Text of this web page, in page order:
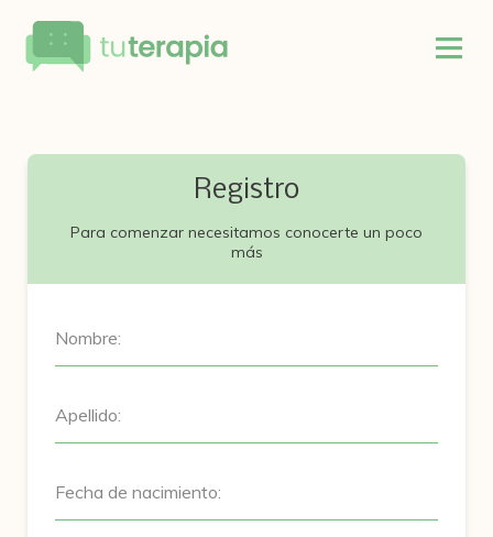
Registro
Para comenzar necesitamos conocerte un poco
más
Nombre:
Apellido:
Fecha de nacimiento: